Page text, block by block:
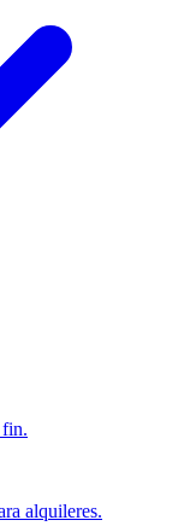
alquileres.